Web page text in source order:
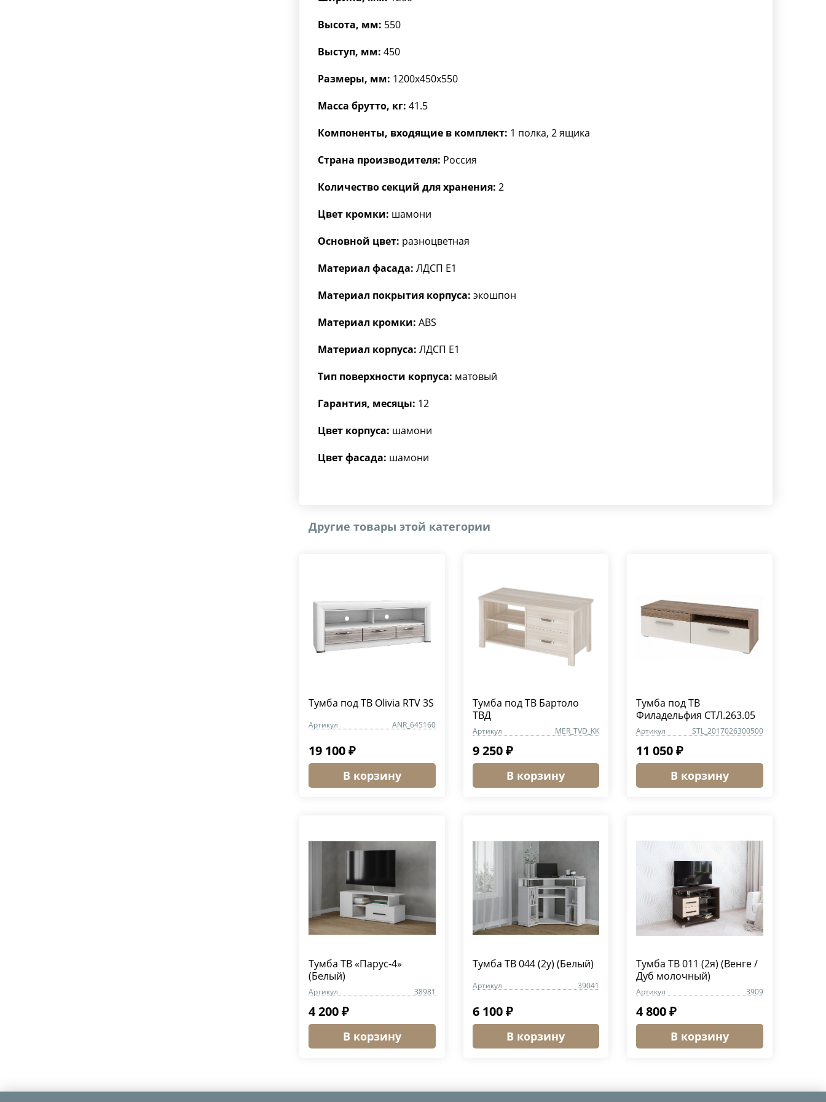
Высота, мм: 550
Выступ, мм: 450
Размеры, мм: 1200x450x550
Масса брутто, кг: 41.5
Компоненты, входящие в комплект: 1 полка, 2 ящика
Страна производителя: Россия
Количество секций для хранения: 2
Цвет кромки: шамони
Основной цвет: разноцветная
Материал фасада: ЛДСП Е1
Материал покрытия корпуса: экошпон
Материал кромки: ABS
Материал корпуса: ЛДСП Е1
Тип поверхности корпуса: матовый
Гарантия, месяцы: 12
Цвет корпуса: шамони
Цвет фасада: шамони
Другие товары этой категории
Тумба под ТВ Olivia RTV 3S
Артикул ANR_645160
19 100 ₽
В корзину
Тумба под ТВ Бартоло
ТВД
Артикул MER_TVD_KK
9 250 ₽
В корзину
Тумба под TВ
Филадельфия СТЛ.263.05
Артикул STL_2017026300500
11 050 ₽
В корзину
Тумба ТВ «Парус-4»
(Белый)
Артикул 38981
4 200 ₽
В корзину
Тумба ТВ 044 (2у) (Белый)
Артикул 39041
6 100 ₽
В корзину
Тумба ТВ 011 (2я) (Венге /
Дуб молочный)
Артикул 3909
4 800 ₽
В корзину